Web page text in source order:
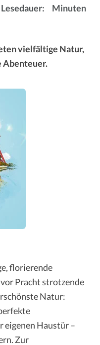
Lesedauer:
Minuten
vielfältige Natur,
Abenteuer.
florierende
Pracht strotzende
Natur:
eigenen Haustür –
Zur